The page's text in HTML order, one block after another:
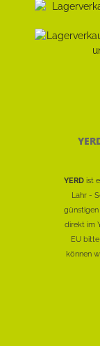
YERD ist
Lahr -
günstigen
direkt im
EU
können